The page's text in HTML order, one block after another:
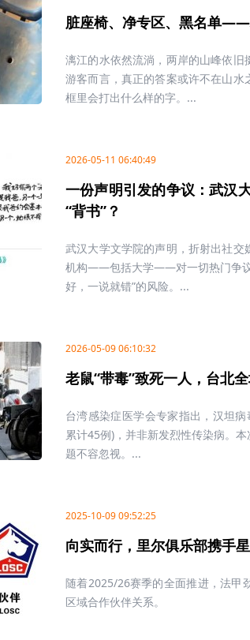
脏座椅、净专区、黑名单
漓江的水依然流淌，两岸的山峰依
游客而言，真正的答案或许不在山
框里会打出什么样的字。...
2026-05-11 06:40:49
一份声明引发的争议：武汉
“背书”？
武汉大学文学院的声明，折射出社
机构——包括大学——对一切热门争议
好，一说就错”的风险。...
2026-05-09 06:10:32
老鼠“带毒”致死一人，台北
台湾感染症医学会专家指出，汉坦
累计45例)，并非新发烈性传染病。
题不容忽视。...
2025-10-09 09:52:25
向实而行，里尔俱乐部携手
随着2025/26赛季的全面推进，法甲
区域合作伙伴关系。